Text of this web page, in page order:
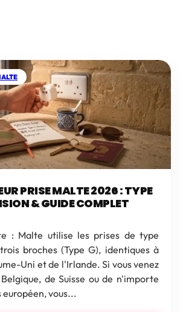
PRISE MALTE 2026 : TYPE
& GUIDE COMPLET
: Malte utilise les prises de type
broches (Type G), identiques à
Uni et de l'Irlande. Si vous venez
de Suisse ou de n'importe
vous...